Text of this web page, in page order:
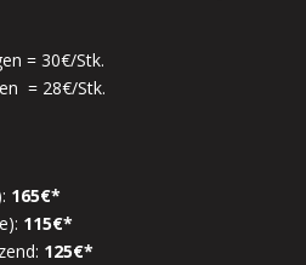
= 30€/Stk.
= 28€/Stk.
165€*
115€*
125€*